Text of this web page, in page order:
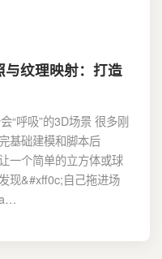
纹理映射：打造
“呼吸”的3D场景 很多刚
基础建模和脚本后
一个简单的立方体或球
现&#xff0c;自己拖进场